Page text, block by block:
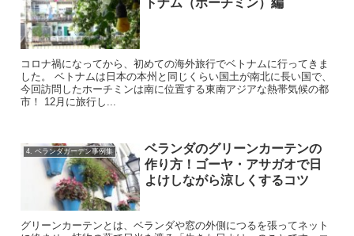
トナム（ホーチミン）編
コロナ禍になってから、初めての海外旅行でベトナムに行ってきま
した。 ベトナムは日本の本州と同じくらい国土が南北に長い国で、
今回訪問したホーチミンは南に位置する東南アジアな熱帯気候の都
市！ 12月に旅行し...
4. ベランダガーデン事例集
ベランダのグリーンカーテンの
作り方！ゴーヤ・アサガオで日
よけしながら涼しくするコツ
グリーンカーテンとは、ベランダや窓の外側につるを張ってネット